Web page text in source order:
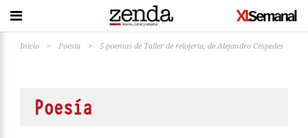
Inicio > Poesía > 5 poemas de Taller de relojería, de Alejandro Céspedes
Poesía